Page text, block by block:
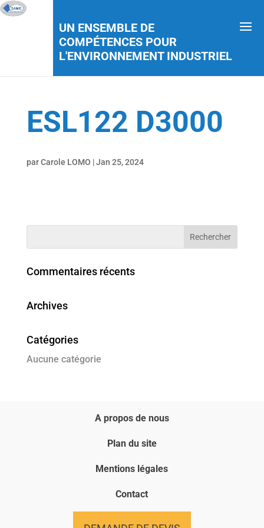
UN ENSEMBLE DE
COMPÉTENCES POUR
L'ENVIRONNEMENT INDUSTRIEL
ESL122 D3000
parCarole LOMO |Jan 25, 2024
Commentaires récents
Archives
Catégories
Aucune catégorie
A propos de nous
Plan du site
Mentions légales
Contact